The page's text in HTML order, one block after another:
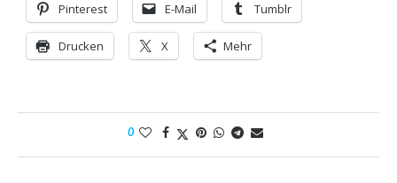
Pinterest E-Mail Tumblr
Drucken X Mehr
0